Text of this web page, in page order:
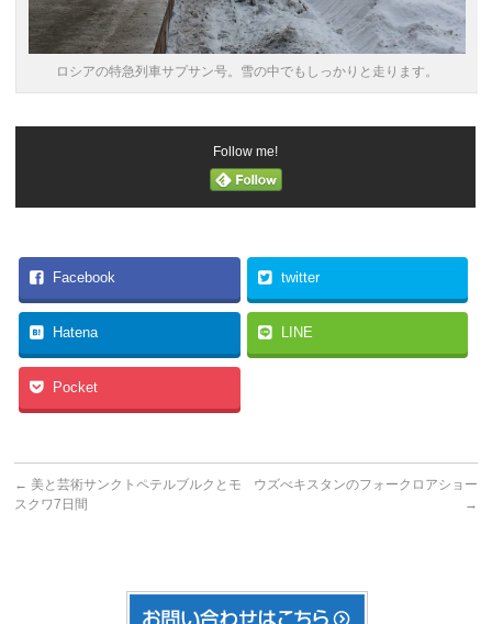
ロシアの特急列車サプサン号。雪の中でもしっかりと走ります。
Follow me!
Facebook twitter
Hatena LINE
Pocket
← 美と芸術サンクトペテルブルクとモ
スクワ7日間
ウズべキスタンのフォークロアショー
→